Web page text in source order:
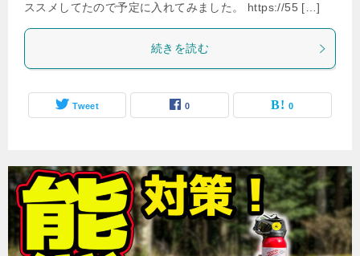
ススメしてたので予定に入れてみました。 https://55 […]
続きを読む
Tweet 0 0